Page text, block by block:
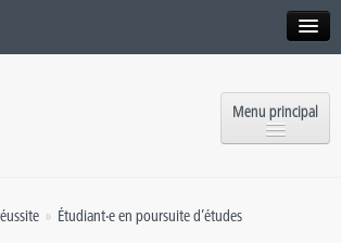
Formation continue et Recherche
Menu principal
Implantations
» Étudiant·e en poursuite d’études